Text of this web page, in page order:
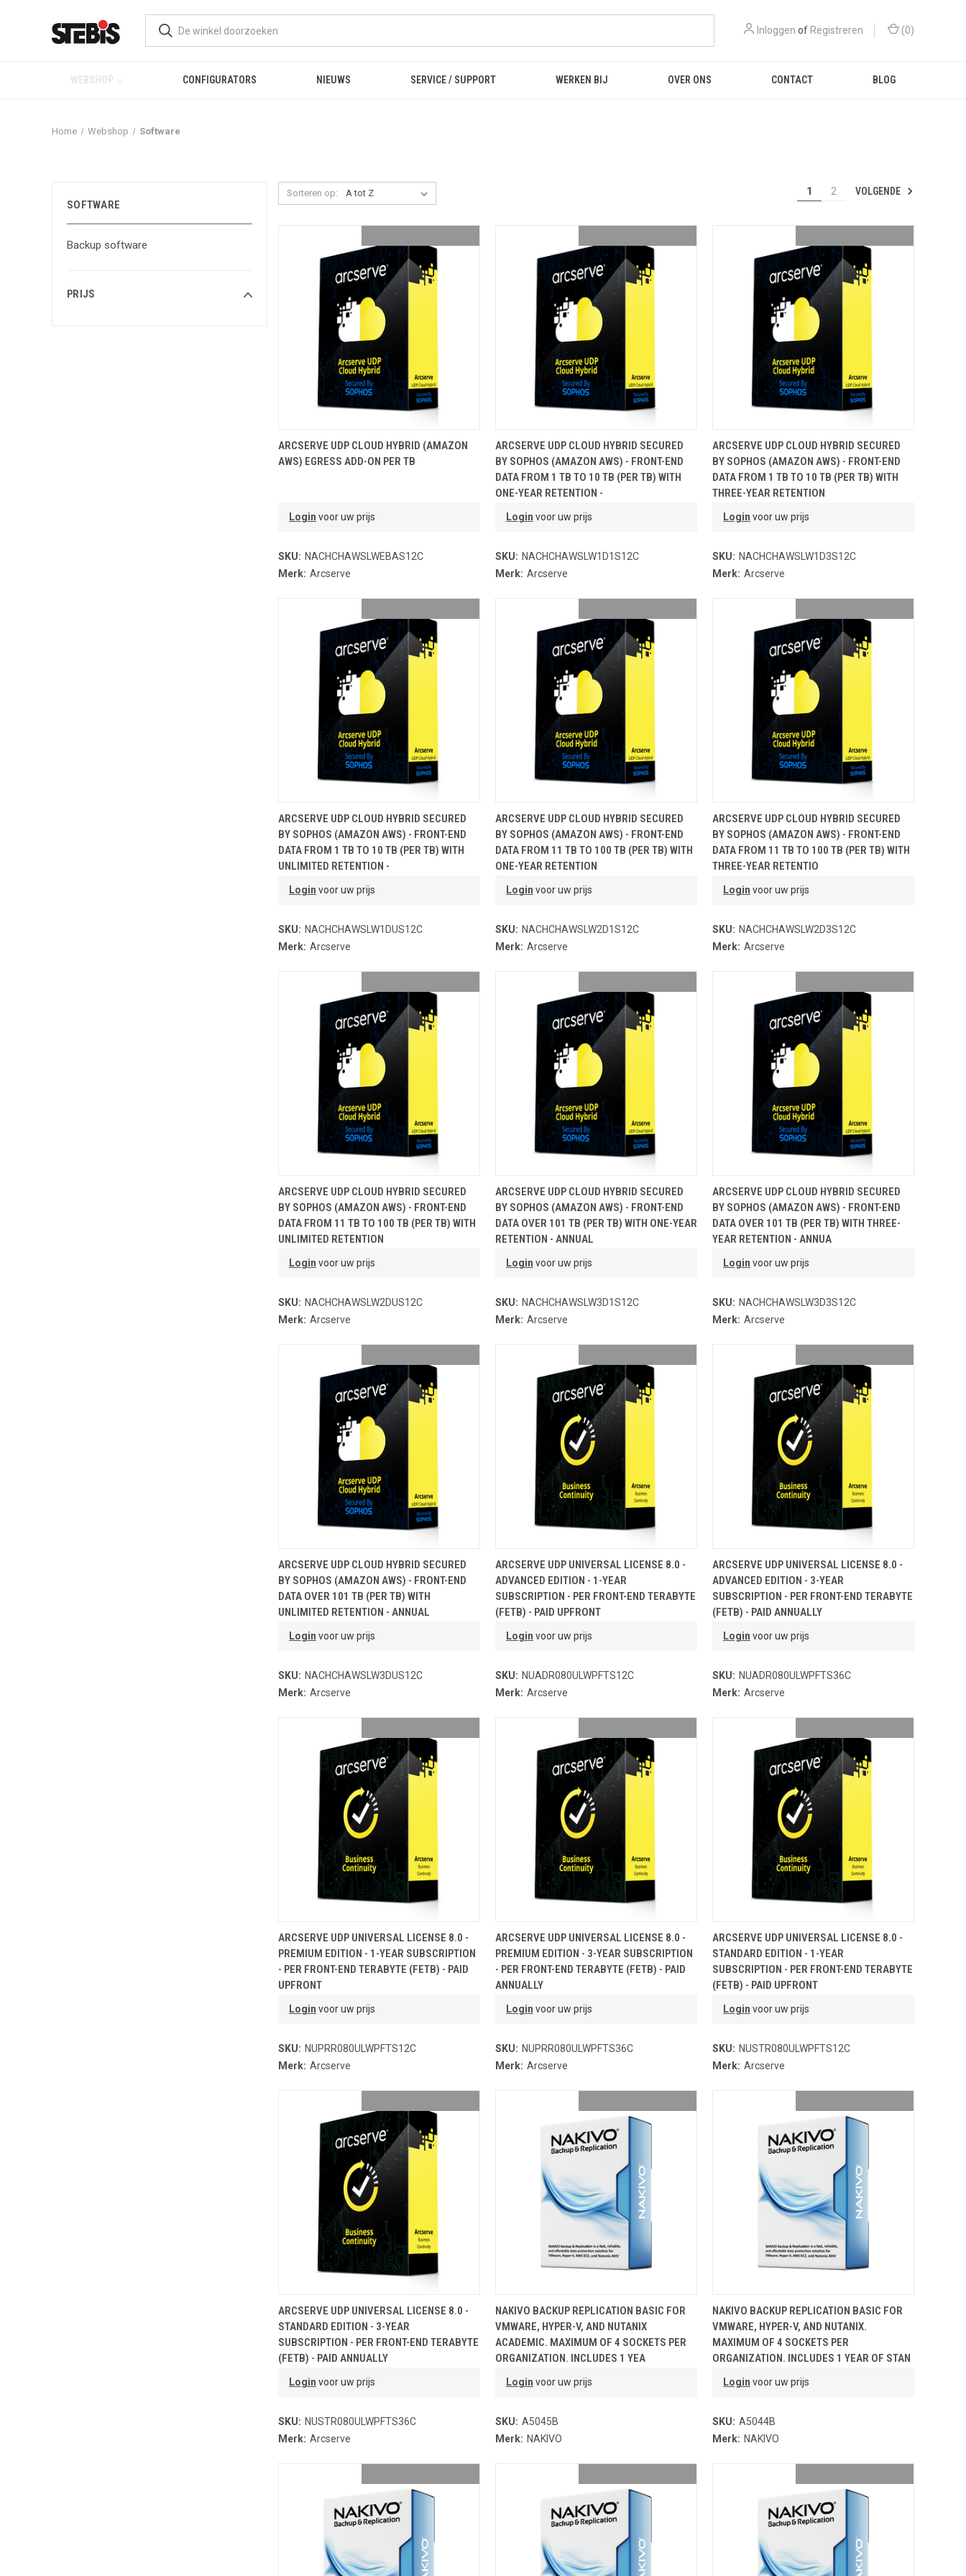
Inloggen of Registreren (0)
WEBSHOP CONFIGURATORS NIEUWS SERVICE / SUPPORT WERKEN BIJ OVER ONS CONTACT BLOG
Home Webshop Software
SOFTWARE
Backup software
PRIJS
Sorteren op: 1 2 VOLGENDE
TOEVOEGEN AAN WINKELMANDJE
ARCSERVE UDP CLOUD HYBRID (AMAZON
AWS) EGRESS ADD-ON PER TB
Login voor uw prijs
SKU: NACHCHAWSLWEBAS12C
Merk: Arcserve
TOEVOEGEN AAN WINKELMANDJE
ARCSERVE UDP CLOUD HYBRID SECURED
BY SOPHOS (AMAZON AWS) - FRONT-END
DATA FROM 1 TB TO 10 TB (PER TB) WITH
ONE-YEAR RETENTION -
Login voor uw prijs
SKU: NACHCHAWSLW1D1S12C
Merk: Arcserve
TOEVOEGEN AAN WINKELMANDJE
ARCSERVE UDP CLOUD HYBRID SECURED
BY SOPHOS (AMAZON AWS) - FRONT-END
DATA FROM 1 TB TO 10 TB (PER TB) WITH
THREE-YEAR RETENTION
Login voor uw prijs
SKU: NACHCHAWSLW1D3S12C
Merk: Arcserve
TOEVOEGEN AAN WINKELMANDJE
ARCSERVE UDP CLOUD HYBRID SECURED
BY SOPHOS (AMAZON AWS) - FRONT-END
DATA FROM 1 TB TO 10 TB (PER TB) WITH
UNLIMITED RETENTION -
Login voor uw prijs
SKU: NACHCHAWSLW1DUS12C
Merk: Arcserve
TOEVOEGEN AAN WINKELMANDJE
ARCSERVE UDP CLOUD HYBRID SECURED
BY SOPHOS (AMAZON AWS) - FRONT-END
DATA FROM 11 TB TO 100 TB (PER TB) WITH
ONE-YEAR RETENTION
Login voor uw prijs
SKU: NACHCHAWSLW2D1S12C
Merk: Arcserve
TOEVOEGEN AAN WINKELMANDJE
ARCSERVE UDP CLOUD HYBRID SECURED
BY SOPHOS (AMAZON AWS) - FRONT-END
DATA FROM 11 TB TO 100 TB (PER TB) WITH
THREE-YEAR RETENTIO
Login voor uw prijs
SKU: NACHCHAWSLW2D3S12C
Merk: Arcserve
TOEVOEGEN AAN WINKELMANDJE
ARCSERVE UDP CLOUD HYBRID SECURED
BY SOPHOS (AMAZON AWS) - FRONT-END
DATA FROM 11 TB TO 100 TB (PER TB) WITH
UNLIMITED RETENTION
Login voor uw prijs
SKU: NACHCHAWSLW2DUS12C
Merk: Arcserve
TOEVOEGEN AAN WINKELMANDJE
ARCSERVE UDP CLOUD HYBRID SECURED
BY SOPHOS (AMAZON AWS) - FRONT-END
DATA OVER 101 TB (PER TB) WITH ONE-YEAR
RETENTION - ANNUAL
Login voor uw prijs
SKU: NACHCHAWSLW3D1S12C
Merk: Arcserve
TOEVOEGEN AAN WINKELMANDJE
ARCSERVE UDP CLOUD HYBRID SECURED
BY SOPHOS (AMAZON AWS) - FRONT-END
DATA OVER 101 TB (PER TB) WITH THREE-
YEAR RETENTION - ANNUA
Login voor uw prijs
SKU: NACHCHAWSLW3D3S12C
Merk: Arcserve
TOEVOEGEN AAN WINKELMANDJE
ARCSERVE UDP CLOUD HYBRID SECURED
BY SOPHOS (AMAZON AWS) - FRONT-END
DATA OVER 101 TB (PER TB) WITH
UNLIMITED RETENTION - ANNUAL
Login voor uw prijs
SKU: NACHCHAWSLW3DUS12C
Merk: Arcserve
TOEVOEGEN AAN WINKELMANDJE
ARCSERVE UDP UNIVERSAL LICENSE 8.0 -
ADVANCED EDITION - 1-YEAR
SUBSCRIPTION - PER FRONT-END TERABYTE
(FETB) - PAID UPFRONT
Login voor uw prijs
SKU: NUADR080ULWPFTS12C
Merk: Arcserve
TOEVOEGEN AAN WINKELMANDJE
ARCSERVE UDP UNIVERSAL LICENSE 8.0 -
ADVANCED EDITION - 3-YEAR
SUBSCRIPTION - PER FRONT-END TERABYTE
(FETB) - PAID ANNUALLY
Login voor uw prijs
SKU: NUADR080ULWPFTS36C
Merk: Arcserve
TOEVOEGEN AAN WINKELMANDJE
ARCSERVE UDP UNIVERSAL LICENSE 8.0 -
PREMIUM EDITION - 1-YEAR SUBSCRIPTION
- PER FRONT-END TERABYTE (FETB) - PAID
UPFRONT
Login voor uw prijs
SKU: NUPRR080ULWPFTS12C
Merk: Arcserve
TOEVOEGEN AAN WINKELMANDJE
ARCSERVE UDP UNIVERSAL LICENSE 8.0 -
PREMIUM EDITION - 3-YEAR SUBSCRIPTION
- PER FRONT-END TERABYTE (FETB) - PAID
ANNUALLY
Login voor uw prijs
SKU: NUPRR080ULWPFTS36C
Merk: Arcserve
TOEVOEGEN AAN WINKELMANDJE
ARCSERVE UDP UNIVERSAL LICENSE 8.0 -
STANDARD EDITION - 1-YEAR
SUBSCRIPTION - PER FRONT-END TERABYTE
(FETB) - PAID UPFRONT
Login voor uw prijs
SKU: NUSTR080ULWPFTS12C
Merk: Arcserve
TOEVOEGEN AAN WINKELMANDJE
ARCSERVE UDP UNIVERSAL LICENSE 8.0 -
STANDARD EDITION - 3-YEAR
SUBSCRIPTION - PER FRONT-END TERABYTE
(FETB) - PAID ANNUALLY
Login voor uw prijs
SKU: NUSTR080ULWPFTS36C
Merk: Arcserve
TOEVOEGEN AAN WINKELMANDJE
NAKIVO BACKUP REPLICATION BASIC FOR
VMWARE, HYPER-V, AND NUTANIX
ACADEMIC. MAXIMUM OF 4 SOCKETS PER
ORGANIZATION. INCLUDES 1 YEA
Login voor uw prijs
SKU: A5045B
Merk: NAKIVO
TOEVOEGEN AAN WINKELMANDJE
NAKIVO BACKUP REPLICATION BASIC FOR
VMWARE, HYPER-V, AND NUTANIX.
MAXIMUM OF 4 SOCKETS PER
ORGANIZATION. INCLUDES 1 YEAR OF STAN
Login voor uw prijs
SKU: A5044B
Merk: NAKIVO